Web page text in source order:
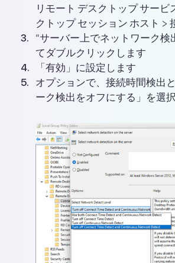
リモート デスクトップ サービ
クトップ セッション ホスト >
“サーバー上でネットワーク検
てダブルクリックします
「有効」に設定します
オプションで、接続時間検出
ーク検出をオフにする」を選択